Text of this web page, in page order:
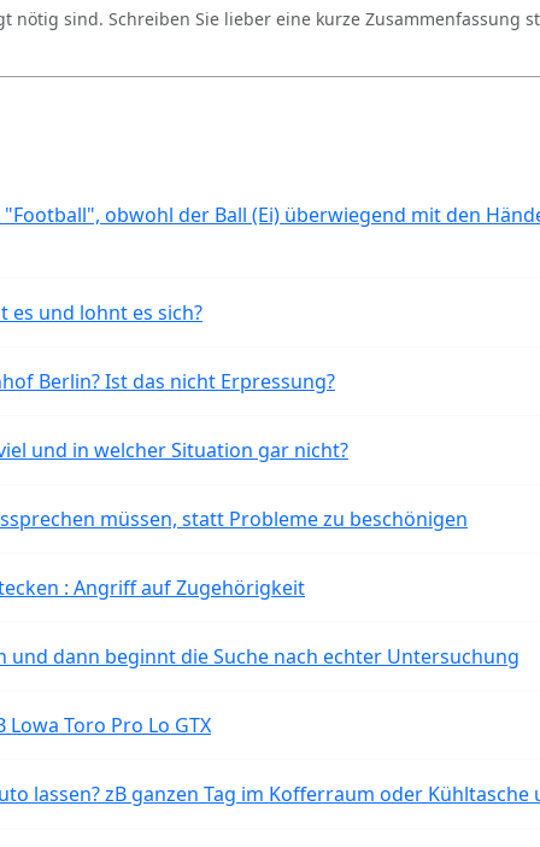
nötig sind. Schreiben Sie lieber eine kurze Zusammenfassung
obwohl der Ball (Ei) überwiegend mit den
es und lohnt es sich?
Berlin? Ist das nicht Erpressung?
und in welcher Situation gar nicht?
müssen, statt Probleme zu beschönigen
: Angriff auf Zugehörigkeit
dann beginnt die Suche nach echter Untersuchung
Toro Pro Lo GTX
lassen? zB ganzen Tag im Kofferraum oder Kühltasche